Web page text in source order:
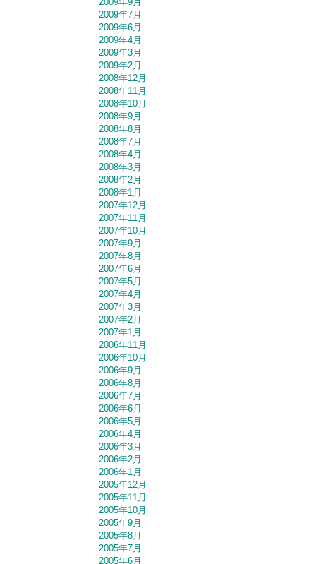
2009年7月
2009年6月
2009年4月
2009年3月
2009年2月
2008年12月
2008年11月
2008年10月
2008年9月
2008年8月
2008年7月
2008年4月
2008年3月
2008年2月
2008年1月
2007年12月
2007年11月
2007年10月
2007年9月
2007年8月
2007年6月
2007年5月
2007年4月
2007年3月
2007年2月
2007年1月
2006年11月
2006年10月
2006年9月
2006年8月
2006年7月
2006年6月
2006年5月
2006年4月
2006年3月
2006年2月
2006年1月
2005年12月
2005年11月
2005年10月
2005年9月
2005年8月
2005年7月
2005年6月